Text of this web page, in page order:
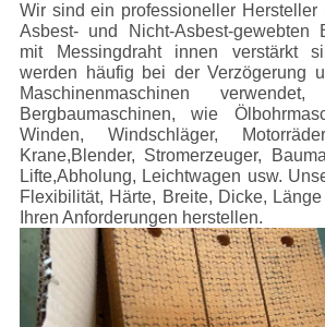
Wir sind ein professioneller Hersteller
Asbest- und Nicht-Asbest-gewebten
mit Messingdraht innen verstärkt
werden häufig bei der Verzögerung
Maschinenmaschinen
Bergbaumaschinen, wie
Winden, Windschläger,
Krane,Blender, Stromerzeuger,
Lifte,Abholung, Leichtwagen usw.
Flexibilität, Härte, Breite, Dicke,
Ihren Anforderungen herstellen.